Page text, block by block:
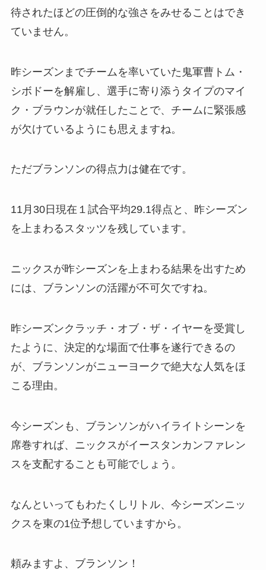
待されたほどの圧倒的な強さをみせることはでき
ていません。
昨シーズンまでチームを率いていた鬼軍曹トム・
シボドーを解雇し、選手に寄り添うタイプのマイ
ク・ブラウンが就任したことで、チームに緊張感
が欠けているようにも思えますね。
ただブランソンの得点力は健在です。
11月30日現在１試合平均29.1得点と、昨シーズン
を上まわるスタッツを残しています。
ニックスが昨シーズンを上まわる結果を出すため
には、ブランソンの活躍が不可欠ですね。
昨シーズンクラッチ・オブ・ザ・イヤーを受賞し
たように、決定的な場面で仕事を遂行できるの
が、ブランソンがニューヨークで絶大な人気をほ
こる理由。
今シーズンも、ブランソンがハイライトシーンを
席巻すれば、ニックスがイースタンカンファレン
スを支配することも可能でしょう。
なんといってもわたくしリトル、今シーズンニッ
クスを東の1位予想していますから。
頼みますよ、ブランソン！